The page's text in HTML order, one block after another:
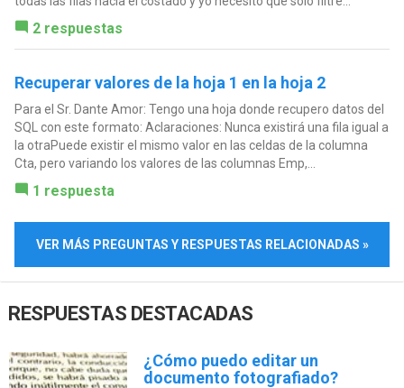
2 respuestas
Recuperar valores de la hoja 1 en la hoja 2
Para el Sr. Dante Amor: Tengo una hoja donde recupero datos del
SQL con este formato: Aclaraciones: Nunca existirá una fila igual a
la otraPuede existir el mismo valor en las celdas de la columna
Cta, pero variando los valores de las columnas Emp,...
1 respuesta
VER MÁS PREGUNTAS Y RESPUESTAS RELACIONADAS »
RESPUESTAS DESTACADAS
¿Cómo puedo editar un
documento fotografiado?